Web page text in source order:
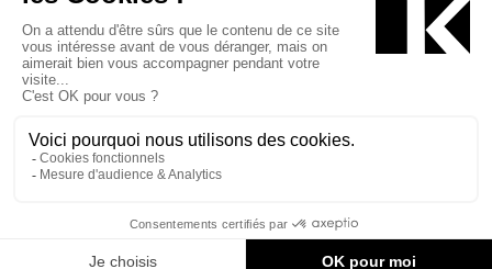
Bâtiment-Durable-Québec-1
Esquisses-1IRAC-1
MP-1 v2com-1
Cookies